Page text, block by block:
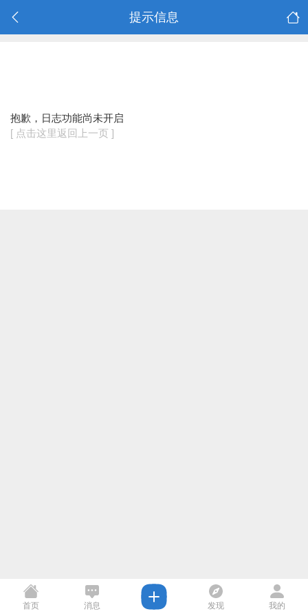
提示信息
抱歉，日志功能尚未开启
[ 点击这里返回上一页 ]
首页 消息 发现 我的